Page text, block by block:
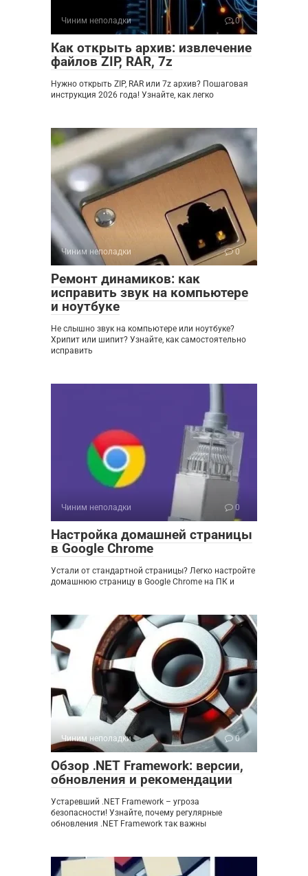
Чиним неполадки 0
Как открыть архив: извлечение
файлов ZIP, RAR, 7z
Нужно открыть ZIP, RAR или 7z архив? Пошаговая
инструкция 2026 года! Узнайте, как легко
Чиним неполадки 0
Ремонт динамиков: как
исправить звук на компьютере
и ноутбуке
Не слышно звук на компьютере или ноутбуке?
Хрипит или шипит? Узнайте, как самостоятельно
исправить
Чиним неполадки 0
Настройка домашней страницы
в Google Chrome
Устали от стандартной страницы? Легко настройте
домашнюю страницу в Google Chrome на ПК и
Чиним неполадки 0
Обзор ․NET Framework: версии,
обновления и рекомендации
Устаревший .NET Framework – угроза
безопасности! Узнайте, почему регулярные
обновления .NET Framework так важны